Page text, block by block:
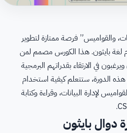
والقواميس” فرصة ممتازة لتطوير
لغة بايثون. هذا الكورس مصمم لمن
في الارتقاء بقدراتهم البرمجية
الدورة، ستتعلم كيفية استخدام
لإدارة البيانات، وقراءة وكتابة
دوال بايثون